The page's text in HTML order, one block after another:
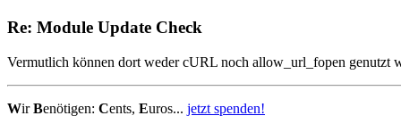
Re: Module Update Check
Vermutlich können dort weder cURL noch allow_url_fopen genutzt
WirBenötigen: Cents, Euros... jetzt spenden!